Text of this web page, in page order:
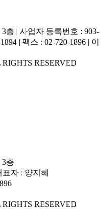
층 | 사업자 등록번호 : 903-
| 팩스 : 02-720-1896 | 이
RESERVED
층
자 : 양지혜
RESERVED